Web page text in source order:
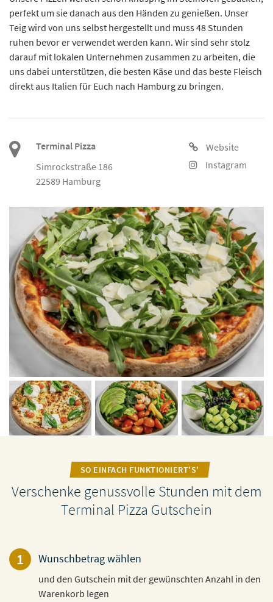
perfekt um sie danach aus den Händen zu genießen. Unser
Teig wird von uns selbst hergestellt und muss 48 Stunden
ruhen bevor er verwendet werden kann. Wir sind sehr stolz
darauf mit lokalen Unternehmen zusammen zu arbeiten, die
uns dabei unterstützen, die besten Käse und das beste Fleisch
direkt aus Italien für Euch nach Hamburg zu bringen.
Terminal Pizza
Simrockstraße 186
22589 Hamburg
Website
Instagram
SO EINFACH FUNKTIONIERT'S'
Verschenke genussvolle Stunden mit dem
Terminal Pizza Gutschein
1 Wunschbetrag wählen
und den Gutschein mit der gewünschten Anzahl in den
Warenkorb legen